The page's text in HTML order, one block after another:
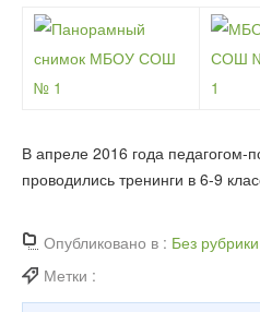
Родителям
В апреле 2016 года педагогом-
проводились тренинги в 6-9
Опубликовано в : Без рубрики
Метки :